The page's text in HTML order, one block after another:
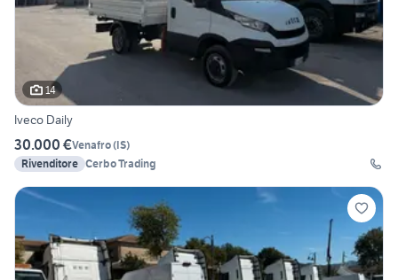
14
Iveco Daily
30.000 €Venafro(IS)
Rivenditore Cerbo Trading